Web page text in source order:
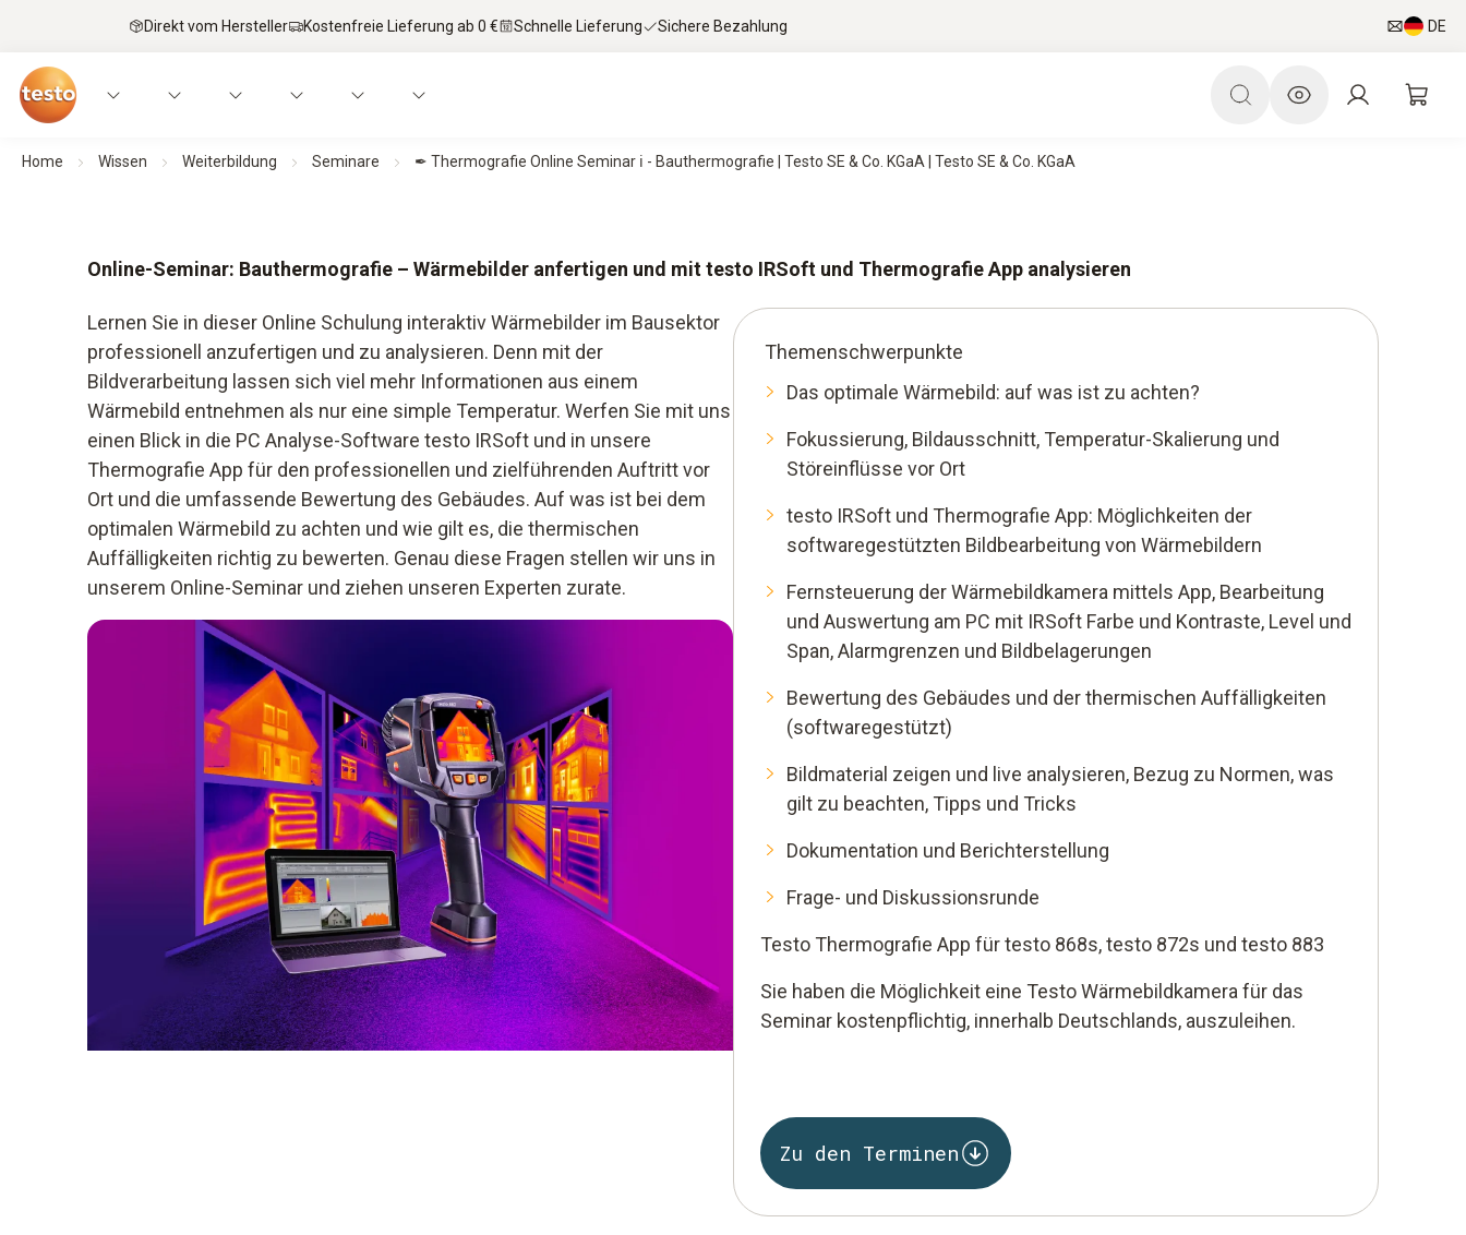
Direkt vom Hersteller Kostenfreie Lieferung ab 0 € Schnelle Lieferung Sichere Bezahlung DE
Home Wissen Weiterbildung Seminare ✒ Thermografie Online Seminar ℹ - Bauthermografie | Testo SE & Co. KGaA | Testo SE & Co. KGaA
Online-Seminar: Bauthermografie – Wärmebilder anfertigen und mit testo IRSoft und Thermografie App analysieren
Lernen Sie in dieser Online Schulung interaktiv Wärmebilder im Bausektor
professionell anzufertigen und zu analysieren. Denn mit der
Bildverarbeitung lassen sich viel mehr Informationen aus einem
Wärmebild entnehmen als nur eine simple Temperatur. Werfen Sie mit uns
einen Blick in die PC Analyse-Software testo IRSoft und in unsere
Thermografie App für den professionellen und zielführenden Auftritt vor
Ort und die umfassende Bewertung des Gebäudes. Auf was ist bei dem
optimalen Wärmebild zu achten und wie gilt es, die thermischen
Auffälligkeiten richtig zu bewerten. Genau diese Fragen stellen wir uns in
unserem Online-Seminar und ziehen unseren Experten zurate.
Themenschwerpunkte
Das optimale Wärmebild: auf was ist zu achten?
Fokussierung, Bildausschnitt, Temperatur-Skalierung und
Störeinflüsse vor Ort
testo IRSoft und Thermografie App: Möglichkeiten der
softwaregestützten Bildbearbeitung von Wärmebildern
Fernsteuerung der Wärmebildkamera mittels App, Bearbeitung
und Auswertung am PC mit IRSoft Farbe und Kontraste, Level und
Span, Alarmgrenzen und Bildbelagerungen
Bewertung des Gebäudes und der thermischen Auffälligkeiten
(softwaregestützt)
Bildmaterial zeigen und live analysieren, Bezug zu Normen, was
gilt zu beachten, Tipps und Tricks
Dokumentation und Berichterstellung
Frage- und Diskussionsrunde
Testo Thermografie App für testo 868s, testo 872s und testo 883
Sie haben die Möglichkeit eine Testo Wärmebildkamera für das
Seminar kostenpflichtig, innerhalb Deutschlands, auszuleihen.
Zu den Terminen